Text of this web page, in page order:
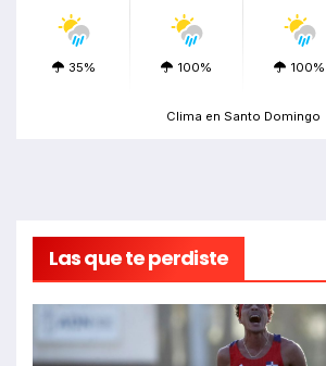
35% 100% 100%
Clima en Santo Domingo
Las que te perdiste